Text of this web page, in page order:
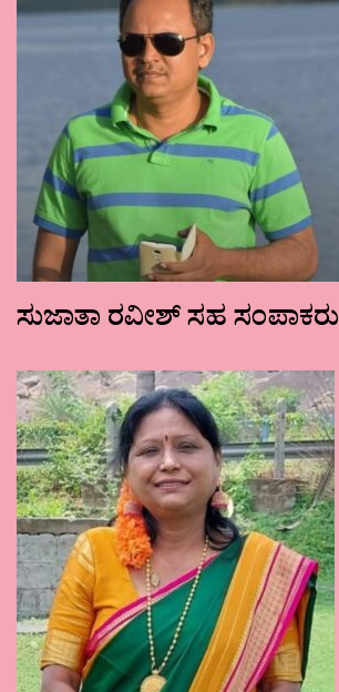
ಸುಜಾತಾ ರವೀಶ್ ಸಹ ಸಂಪಾಕರು